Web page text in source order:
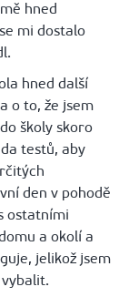
hned
mi dostalo
hned další
o to, že jsem
školy skoro
testů, aby
den v pohodě
ostatními
a okolí a
jelikož jsem